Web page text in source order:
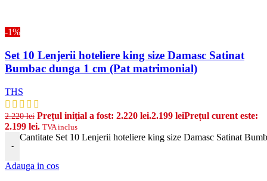
-1%
Set 10 Lenjerii hoteliere king size Damasc Satinat
Bumbac dunga 1 cm (Pat matrimonial)
THS
2.220lei Prețul inițial a fost: 2.220 lei.2.199 leiPrețul curent este:
2.199 lei. TVA inclus
-
Cantitate Set 10 Lenjerii hoteliere king size Damasc Satinat
Adauga in cos